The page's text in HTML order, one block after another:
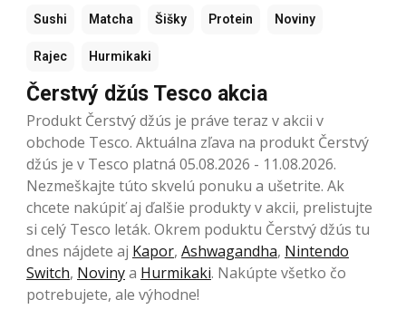
Sushi Matcha Šišky Protein Noviny
Rajec Hurmikaki
Čerstvý džús Tesco akcia
Produkt Čerstvý džús je práve teraz v akcii v
obchode Tesco. Aktuálna zľava na produkt Čerstvý
džús je v Tesco platná 05.08.2026 - 11.08.2026.
Nezmeškajte túto skvelú ponuku a ušetrite. Ak
chcete nakúpiť aj ďalšie produkty v akcii, prelistujte
si celý Tesco leták. Okrem poduktu Čerstvý džús tu
dnes nájdete aj Kapor, Ashwagandha, Nintendo
Switch, Novinya Hurmikaki. Nakúpte všetko čo
potrebujete, ale výhodne!